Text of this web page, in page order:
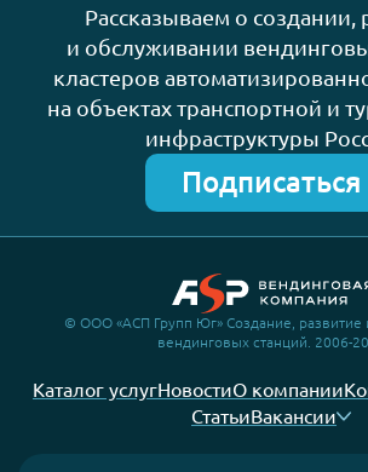
Рассказываем о создании,
и обслуживании
кластеров
на объектах транспортной и
инфраструктуры
Подписаться
© ООО «АСП Групп Юг» Создание, развитие
вендинговых станций. 2006-
Каталог услугНовостиО компании
СтатьиВакансии